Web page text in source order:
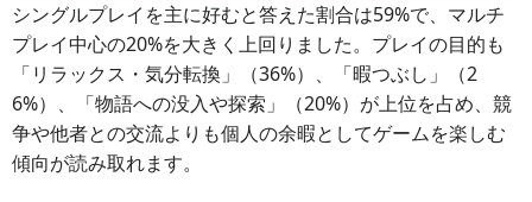
シングルプレイを主に好むと答えた割合は59%で、マルチ
プレイ中心の20%を大きく上回りました。プレイの目的も
「リラックス・気分転換」（36%）、「暇つぶし」（2
6%）、「物語への没入や探索」（20%）が上位を占め、競
争や他者との交流よりも個人の余暇としてゲームを楽しむ
傾向が読み取れます。